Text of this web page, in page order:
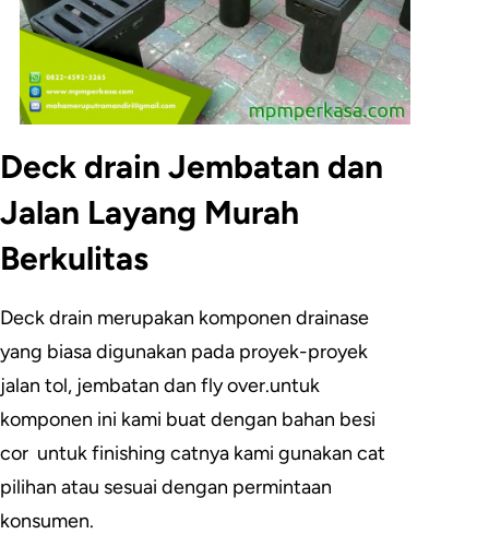
Deck drain Jembatan dan
Jalan Layang Murah
Berkulitas
Deck drain merupakan komponen drainase
yang biasa digunakan pada proyek-proyek
jalan tol, jembatan dan fly over.untuk
komponen ini kami buat dengan bahan besi
cor untuk finishing catnya kami gunakan cat
pilihan atau sesuai dengan permintaan
konsumen.